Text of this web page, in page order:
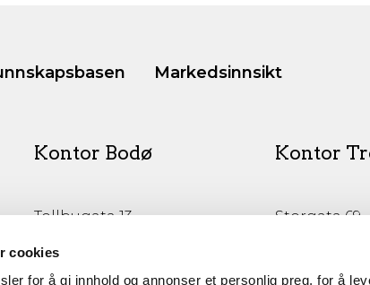
cookies
for å gi innhold og annonser et personlig preg, for å
Markedsinnsikt
Kontor Bodø
Tollbugata 13,
Kontor
Storgata 69